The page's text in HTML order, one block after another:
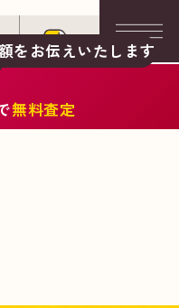
をお伝えいたします
無料査定